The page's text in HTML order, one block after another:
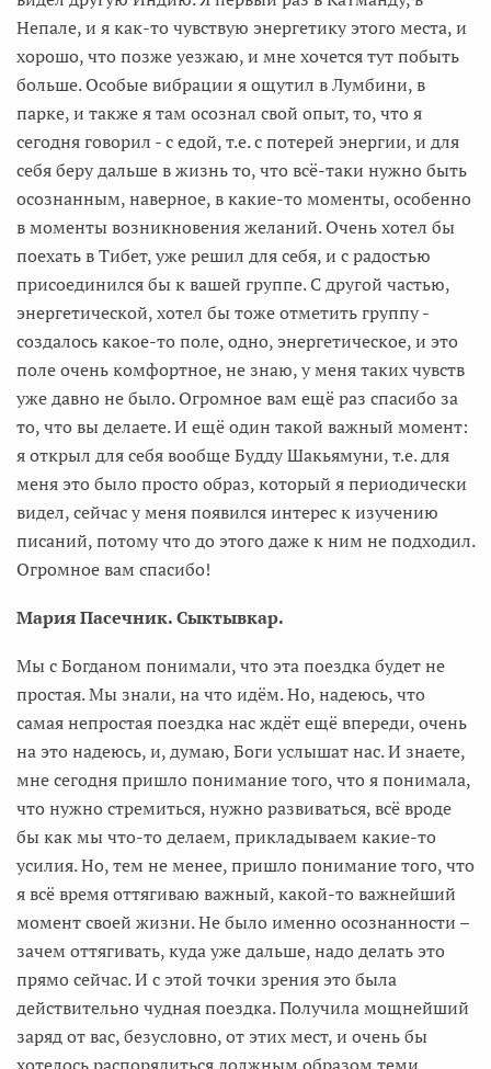
Непале, и я как-то чувствую энергетику этого места, и
хорошо, что позже уезжаю, и мне хочется тут побыть
больше. Особые вибрации я ощутил в Лумбини, в
парке, и также я там осознал свой опыт, то, что я
сегодня говорил - с едой, т.е. с потерей энергии, и для
себя беру дальше в жизнь то, что всё-таки нужно быть
осознанным, наверное, в какие-то моменты, особенно
в моменты возникновения желаний. Очень хотел бы
поехать в Тибет, уже решил для себя, и с радостью
присоединился бы к вашей группе. С другой частью,
энергетической, хотел бы тоже отметить группу -
создалось какое-то поле, одно, энергетическое, и это
поле очень комфортное, не знаю, у меня таких чувств
уже давно не было. Огромное вам ещё раз спасибо за
то, что вы делаете. И ещё один такой важный момент:
я открыл для себя вообще Будду Шакьямуни, т.е. для
меня это было просто образ, который я периодически
видел, сейчас у меня появился интерес к изучению
писаний, потому что до этого даже к ним не подходил.
Огромное вам спасибо!
Мария Пасечник. Сыктывкар.
Мы с Богданом понимали, что эта поездка будет не
простая. Мы знали, на что идём. Но, надеюсь, что
самая непростая поездка нас ждёт ещё впереди, очень
на это надеюсь, и, думаю, Боги услышат нас. И знаете,
мне сегодня пришло понимание того, что я понимала,
что нужно стремиться, нужно развиваться, всё вроде
бы как мы что-то делаем, прикладываем какие-то
усилия. Но, тем не менее, пришло понимание того, что
я всё время оттягиваю важный, какой-то важнейший
момент своей жизни. Не было именно осознанности –
зачем оттягивать, куда уже дальше, надо делать это
прямо сейчас. И с этой точки зрения это была
действительно чудная поездка. Получила мощнейший
заряд от вас, безусловно, от этих мест, и очень бы